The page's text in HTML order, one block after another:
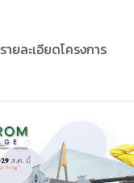
รายละเอียดโครงการ